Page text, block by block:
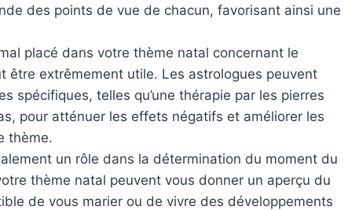
des points de vue de chacun, favorisant ainsi une
placé dans votre thème natal concernant le
être extrêmement utile. Les astrologues peuvent
spécifiques, telles qu’une thérapie par les pierres
pour atténuer les effets négatifs et améliorer les
thème.
un rôle dans la détermination du moment du
thème natal peuvent vous donner un aperçu du
de vous marier ou de vivre des développements